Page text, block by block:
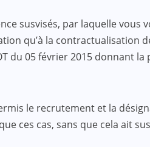
susvisés, par laquelle
qu’à la
du 05 février 2015
le recrutement et la
ces cas, sans que cela